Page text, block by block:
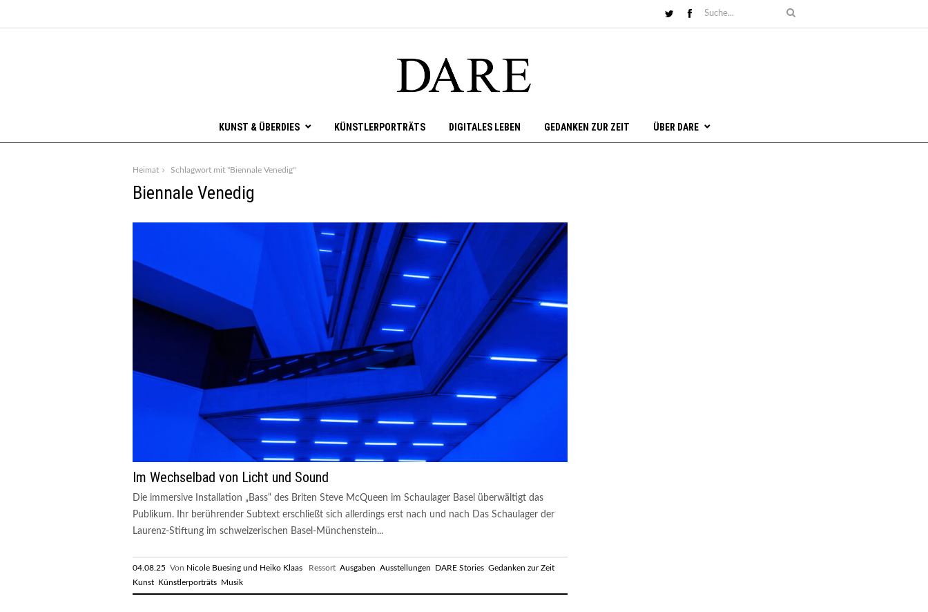
KUNST & ÜBERDIES KÜNSTLERPORTRÄTS DIGITALES LEBEN GEDANKEN ZUR ZEIT ÜBER DARE
Heimat Schlagwort mit "Biennale Venedig"
Biennale Venedig
Im Wechselbad von Licht und Sound
Die immersive Installation „Bass“ des Briten Steve McQueen im Schaulager Basel überwältigt das
Publikum. Ihr berührender Subtext erschließt sich allerdings erst nach und nach Das Schaulager der
Laurenz-Stiftung im schweizerischen Basel-Münchenstein...
04.08.25 Von Nicole Buesing und Heiko Klaas Ressort Ausgaben Ausstellungen DARE Stories Gedanken zur Zeit
Kunst Künstlerporträts Musik